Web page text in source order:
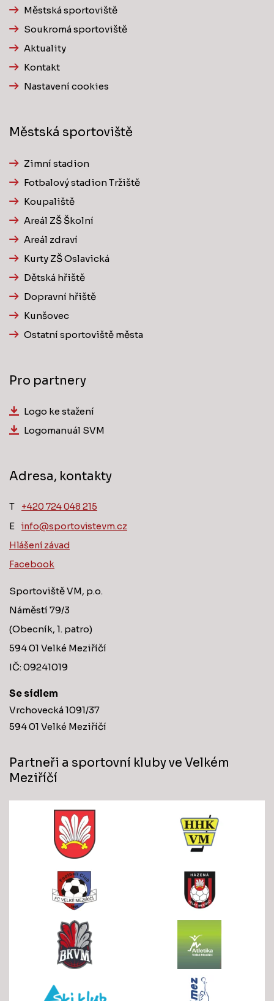
Městská sportoviště
Soukromá sportoviště
Aktuality
Kontakt
Nastavení cookies
Městská sportoviště
Zimní stadion
Fotbalový stadion Tržiště
Koupaliště
Areál ZŠ Školní
Areál zdraví
Kurty ZŠ Oslavická
Dětská hřiště
Dopravní hřiště
Kunšovec
Ostatní sportoviště města
Pro partnery
Logo ke stažení
Logomanuál SVM
Adresa, kontakty
T
‭+420 724 048 215‬
E
info@sportovistevm.cz
Hlášení závad
Facebook
Sportoviště VM, p.o.
Náměstí 79/3
(Obecník, 1. patro)
594 01 Velké Meziříčí
IČ: 09241019
Se sídlem
Vrchovecká 1091/37
594 01 Velké Meziříčí
Partneři a sportovní kluby ve Velkém
Meziříčí